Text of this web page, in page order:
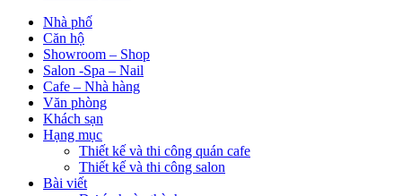
Nhà phố
Căn hộ
Showroom – Shop
Salon -Spa – Nail
Cafe – Nhà hàng
Văn phòng
Khách sạn
Hạng mục
Thiết kế và thi công quán cafe
Thiết kế và thi công salon
Bài viết